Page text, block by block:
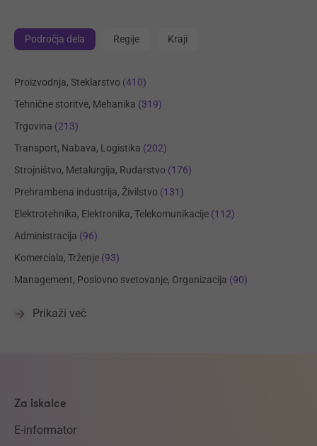
Področja dela Regije Kraji
Proizvodnja, Steklarstvo (410)
Tehnične storitve, Mehanika (319)
Trgovina (213)
Transport, Nabava, Logistika (202)
Strojništvo, Metalurgija, Rudarstvo (176)
Prehrambena industrija, Živilstvo (131)
Elektrotehnika, Elektronika, Telekomunikacije (112)
Administracija (96)
Komerciala, Trženje (93)
Management, Poslovno svetovanje, Organizacija (90)
Prikaži več
Za iskalce
E-informator